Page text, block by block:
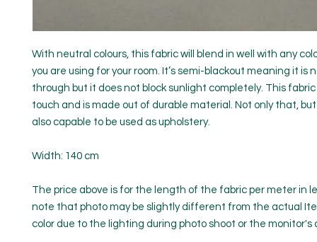
With neutral colours, this fabric will blend in well with any
you are using for your room. It’s semi-blackout meaning it is
through but it does not block sunlight completely. This
touch and is made out of durable material. Not only that,
also capable to be used as upholstery.
Width: 140 cm
The price above is for the length of the fabric per meter in
note that photo may be slightly different from the actual
color due to the lighting during photo shoot or the monitor's